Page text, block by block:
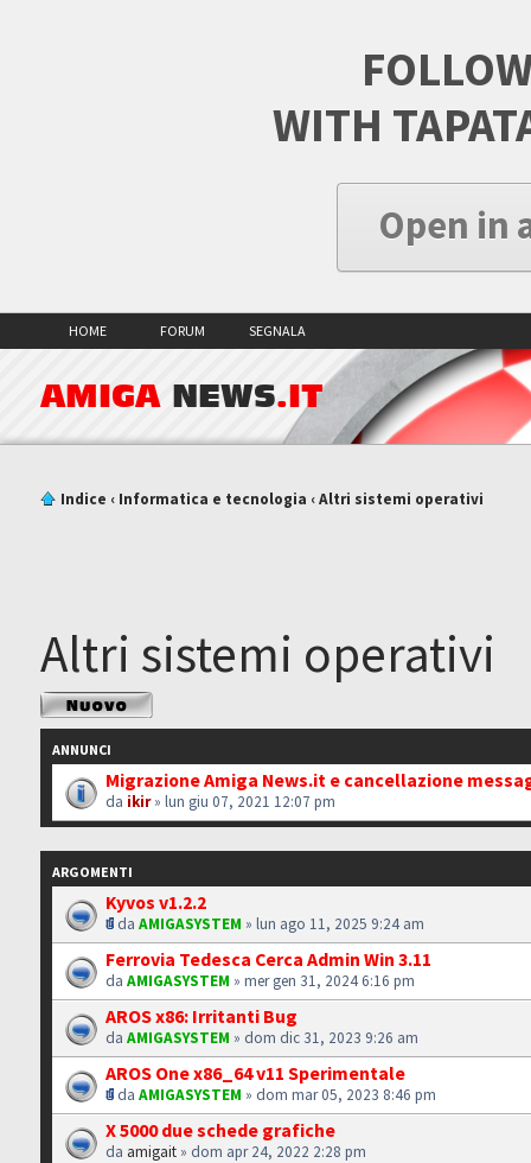
WITH
Open in
HOME FORUM SEGNALA
AMIGA NEWS.IT
Indice ‹ Informatica e tecnologia ‹Altri sistemi operativi
Altri sistemi operativi
Scrivi un nuovo
argomento
ANNUNCI
Migrazione Amiga News.it e cancellazione
da ikir» lun giu 07, 2021 12:07 pm
ARGOMENTI
Kyvos v1.2.2
daAMIGASYSTEM » lun ago 11, 2025 9:24 am
Ferrovia Tedesca Cerca Admin Win 3.11
daAMIGASYSTEM » mer gen 31, 2024 6:16 pm
AROS x86: Irritanti Bug
daAMIGASYSTEM » dom dic 31, 2023 9:26 am
AROS One x86_64 v11 Sperimentale
daAMIGASYSTEM » dom mar 05, 2023 8:46 pm
X 5000 due schede grafiche
da amigait » dom apr 24, 2022 2:28 pm